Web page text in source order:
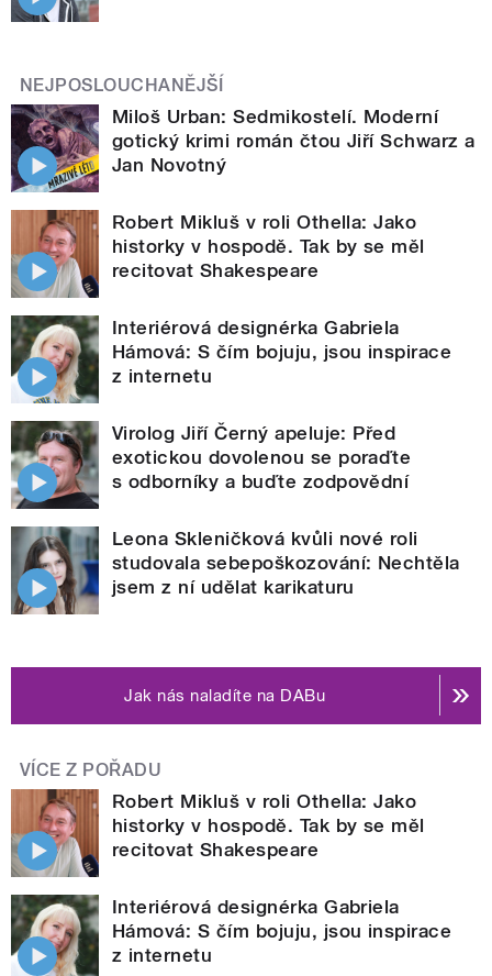
NEJPOSLOUCHANĚJŠÍ
Miloš Urban: Sedmikostelí. Moderní
gotický krimi román čtou Jiří Schwarz a
Jan Novotný
Robert Mikluš v roli Othella: Jako
historky v hospodě. Tak by se měl
recitovat Shakespeare
Interiérová designérka Gabriela
Hámová: S čím bojuju, jsou inspirace
z internetu
Virolog Jiří Černý apeluje: Před
exotickou dovolenou se poraďte
s odborníky a buďte zodpovědní
Leona Skleničková kvůli nové roli
studovala sebepoškozování: Nechtěla
jsem z ní udělat karikaturu
Jak nás naladíte na DABu
VÍCE Z POŘADU
Robert Mikluš v roli Othella: Jako
historky v hospodě. Tak by se měl
recitovat Shakespeare
Interiérová designérka Gabriela
Hámová: S čím bojuju, jsou inspirace
z internetu